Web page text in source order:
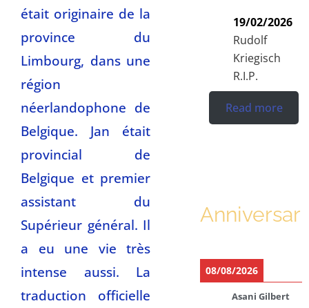
était originaire de la
province du
Limbourg, dans une
région
néerlandophone de
Belgique. Jan était
provincial de
Belgique et premier
assistant du
Supérieur général. Il
a eu une vie très
intense aussi. La
traduction officielle
19/02/2026
Rudolf
Kriegisch
R.I.P.
Read more
08/08/2026
Asani Gilbert